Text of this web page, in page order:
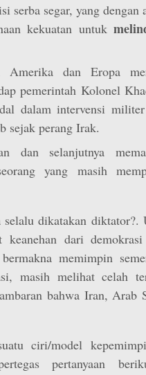
serba segar, yang dengan
kekuatan untuk
Amerika dan Eropa
pemerintah Kolonel
dalam intervensi
sejak perang Irak.
dan selanjutnya
yang masih
dikatakan diktator?.
dari
memimpin
masih melihat celah
bahwa Iran, Arab
ciri/model
pertanyaan